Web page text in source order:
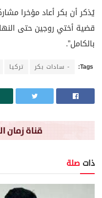
يُذكر أن بكر أعاد مؤخرا
قضية أختي روجين حتى
بالكامل”.
Tags: - سادات بكر تركيا
ذات صلة